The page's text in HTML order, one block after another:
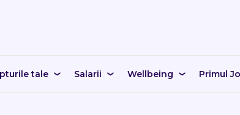
tale Salarii Wellbeing Primul